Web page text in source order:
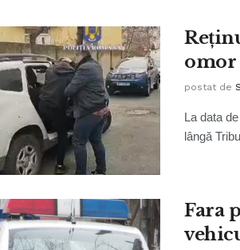
omor
postat de
La data
lângă
Fara